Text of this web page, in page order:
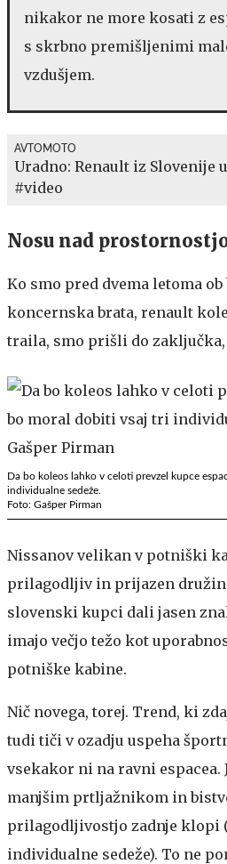
nikakor ne more kosati z
s skrbno premišljenimi
vzdušjem.
AVTOMOTO
Uradno: Renault iz Slovenije
#video
Nosu nad
Ko smo pred dvema letoma
koncernska brata, renault
traila, smo prišli do zaključka,
Da bo koleos lahko v celoti prevzel kupce
individualne sedeže.
Foto: Gašper Pirman
Nissanov velikan v potniški
prilagodljiv in prijazen
slovenski kupci dali jasen
imajo večjo težo kot
potniške kabine.
Nič novega, torej. Trend, ki
tudi tiči v ozadju uspeha
vsekakor ni na ravni espacea.
manjšim prtljažnikom in
prilagodljivostjo zadnje klopi
individualne sedeže). To ne